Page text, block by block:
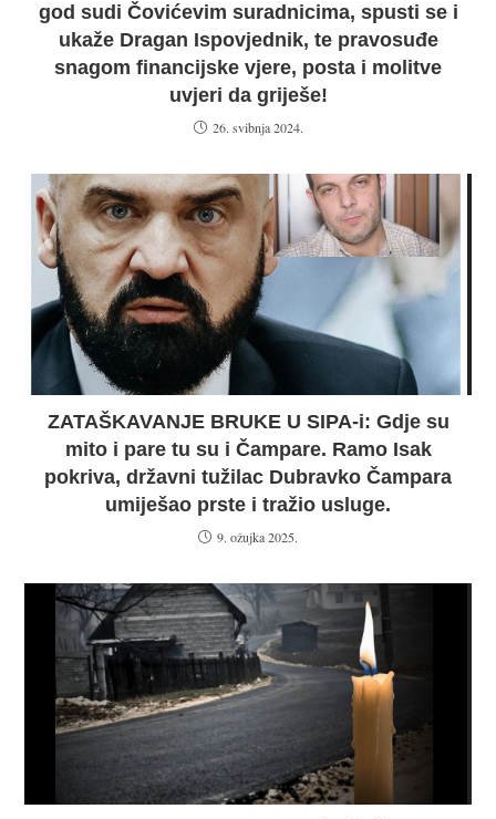
god sudi Čovićevim suradnicima, spusti se i
ukaže Dragan Ispovjednik, te pravosuđe
snagom financijske vjere, posta i molitve
uvjeri da griješe!
26. svibnja 2024.
ZATAŠKAVANJE BRUKE U SIPA-i: Gdje su
mito i pare tu su i Čampare. Ramo Isak
pokriva, državni tužilac Dubravko Čampara
umiješao prste i tražio usluge.
9. ožujka 2025.